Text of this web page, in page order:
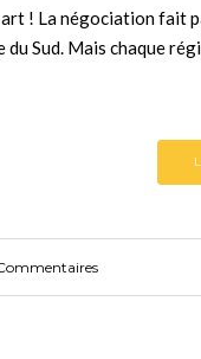
! La négociation fait
du Sud. Mais chaque